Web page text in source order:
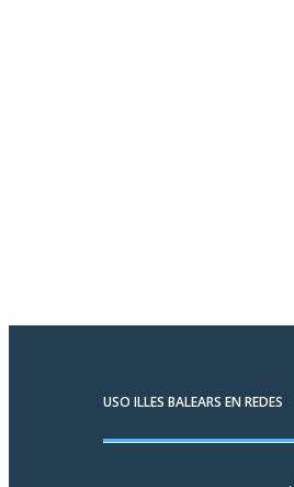
USO ILLES BALEARS EN REDES